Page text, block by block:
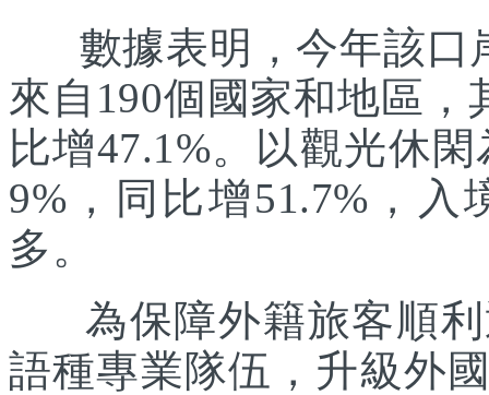
數據表明，今年該口
來自190個國家和地區，
比增47.1%。以觀光休
9%，同比增51.7%，
多。
為保障外籍旅客順利
語種專業隊伍，升級外